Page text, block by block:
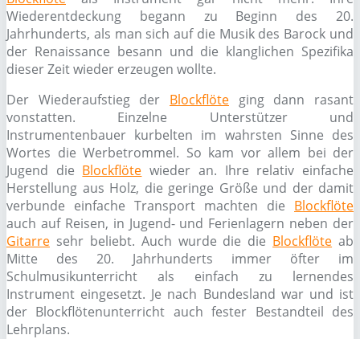
Wiederentdeckung begann zu Beginn des 20.
Jahrhunderts, als man sich auf die Musik des Barock und
der Renaissance besann und die klanglichen Spezifika
dieser Zeit wieder erzeugen wollte.
Der Wiederaufstieg der Blockflöte ging dann rasant
vonstatten. Einzelne Unterstützer und
Instrumentenbauer kurbelten im wahrsten Sinne des
Wortes die Werbetrommel. So kam vor allem bei der
Jugend die Blockflöte wieder an. Ihre relativ einfache
Herstellung aus Holz, die geringe Größe und der damit
verbunde einfache Transport machten die Blockflöte
auch auf Reisen, in Jugend- und Ferienlagern neben der
Gitarre sehr beliebt. Auch wurde die die Blockflöte ab
Mitte des 20. Jahrhunderts immer öfter im
Schulmusikunterricht als einfach zu lernendes
Instrument eingesetzt. Je nach Bundesland war und ist
der Blockflötenunterricht auch fester Bestandteil des
Lehrplans.